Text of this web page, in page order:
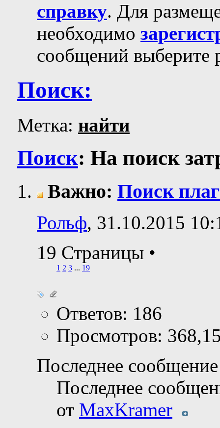
справку. Для
необходимо
сообщений выберите
Поиск:
Метка: найти
Поиск: На поиск
Важно: Поиск
Рольф, 31.10.2015
19 Страницы •
1 2 3 ... 19
Ответов: 186
Просмотров:
Последнее
Последнее
от MaxKramer